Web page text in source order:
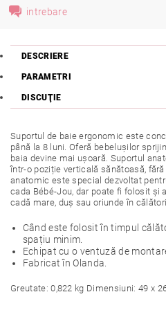
intrebare
DESCRIERE
PARAMETRI
DISCUŢIE
Suportul de baie ergonomic este
până la 8 luni. Oferă bebelușilor
baia devine mai ușoară. Suportul
într-o poziție verticală sănătoasă,
anatomic este special dezvoltat
cada Bébé-Jou, dar poate fi folosit și
cadă mare, duș sau oriunde în
Când este folosit în timpul
spațiu minim.
Echipat cu o ventuză de
Fabricat în Olanda.
Greutate: 0,822 kg Dimensiuni: 49 x